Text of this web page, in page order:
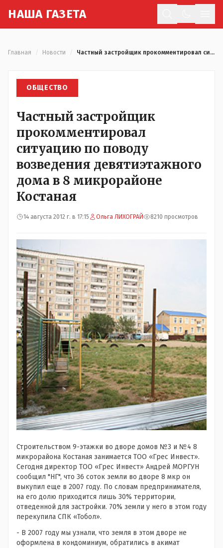
НАША ГАЗЕТА
Главная Новости Частный застройщик прокомментировал ситуацию по поводу возведения девятиэтажного дома в 8 микрорайоне Костаная
ОБЩЕСТВО
Частный застройщик
прокомментировал
ситуацию по поводу
возведения девятиэтажного
дома в 8 микрорайоне
Костаная
14 августа 2012 г. в 17:15 Ольга ЛИХОГРАЙ 8210 просмотров
Строительством 9-этажки во дворе домов №3 и №4 8
микрорайона Костаная занимается ТОО «Грес Инвест».
Сегодня директор ТОО «Грес Инвест» Андрей МОРГУН
сообщил "НГ", что 36 соток земли во дворе 8 мкр он
выкупил еще в 2007 году. По словам предпринимателя,
на его долю приходится лишь 30% территории,
отведенной для застройки. 70% земли у него в этом году
перекупила СПК «Тобол».
- В 2007 году мы узнали, что земля в этом дворе не
оформлена в кондоминиум, обратились в акимат